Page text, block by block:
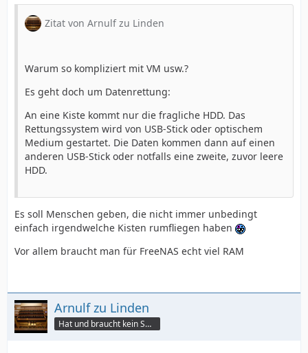
Zitat von Arnulf zu Linden
Warum so kompliziert mit VM usw.?
Es geht doch um Datenrettung:
An eine Kiste kommt nur die fragliche HDD. Das
Rettungssystem wird von USB-Stick oder optischem
Medium gestartet. Die Daten kommen dann auf einen
anderen USB-Stick oder notfalls eine zweite, zuvor leere
HDD.
Es soll Menschen geben, die nicht immer unbedingt
einfach irgendwelche Kisten rumfliegen haben
Vor allem braucht man für FreeNAS echt viel RAM
Arnulf zu Linden
Hat und braucht kein Smartphone!